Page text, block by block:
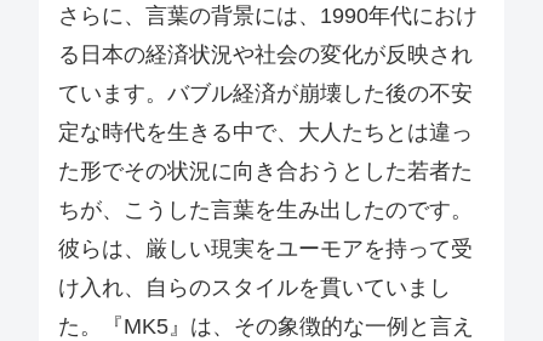
さらに、言葉の背景には、1990年代におけ
る日本の経済状況や社会の変化が反映され
ています。バブル経済が崩壊した後の不安
定な時代を生きる中で、大人たちとは違っ
た形でその状況に向き合おうとした若者た
ちが、こうした言葉を生み出したのです。
彼らは、厳しい現実をユーモアを持って受
け入れ、自らのスタイルを貫いていまし
た。『MK5』は、その象徴的な一例と言え